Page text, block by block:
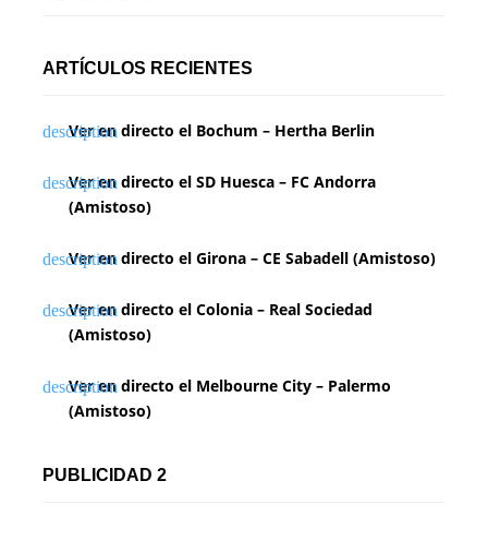
n
c
n
d
e
ARTÍCULOS RECIENTES
Ver en directo el Bochum – Hertha Berlin
Ver en directo el SD Huesca – FC Andorra
(Amistoso)
Ver en directo el Girona – CE Sabadell (Amistoso)
Ver en directo el Colonia – Real Sociedad
(Amistoso)
Ver en directo el Melbourne City – Palermo
(Amistoso)
PUBLICIDAD 2